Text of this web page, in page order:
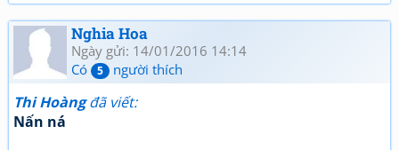
Nghia Hoa
Ngày gửi: 14/01/2016 14:14
Có
5 người thích
Thi Hoàngđã viết:
Nấn ná